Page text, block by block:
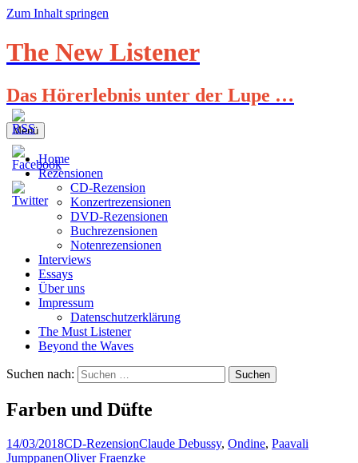
Zum Inhalt springen
The New Listener
Das Hörerlebnis unter der Lupe …
Menü
Home
Rezensionen
CD-Rezension
Konzertrezensionen
DVD-Rezensionen
Buchrezensionen
Notenrezensionen
Interviews
Essays
Über uns
Impressum
Datenschutzerklärung
The Must Listener
Beyond the Waves
Suchen nach:
Farben und Düfte
14/03/2018CD-RezensionClaude Debussy, Ondine, Paavali
JumppanenOliver Fraenzke